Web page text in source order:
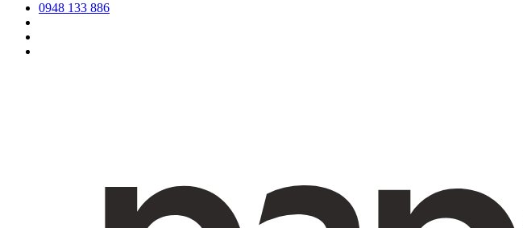
0948 133 886